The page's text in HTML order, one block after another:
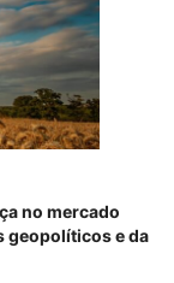
no mercado
geopolíticos e da